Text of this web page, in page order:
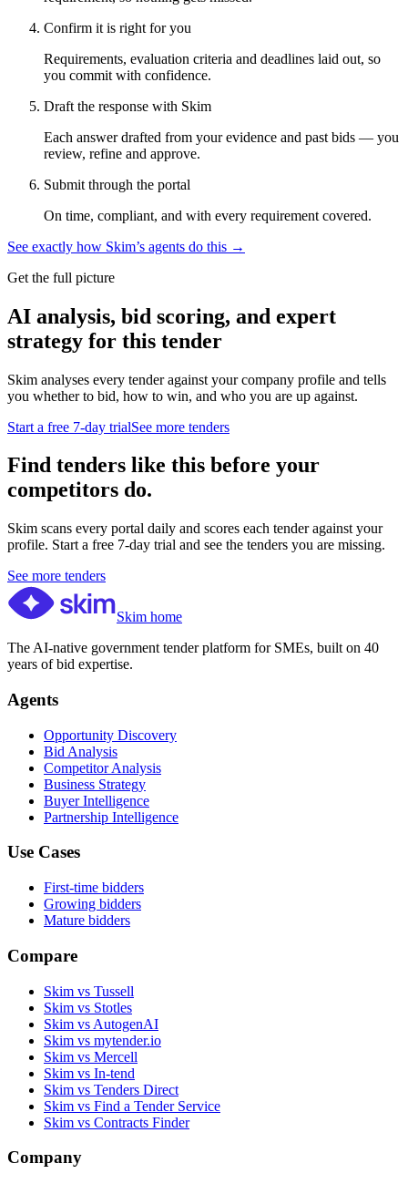
Confirm it is right for you
Requirements, evaluation criteria and deadlines laid out, so
you commit with confidence.
Draft the response with Skim
Each answer drafted from your evidence and past bids — you
review, refine and approve.
Submit through the portal
On time, compliant, and with every requirement covered.
See exactly how Skim’s agents do this →
Get the full picture
AI analysis, bid scoring, and expert
strategy for this tender
Skim analyses every tender against your company profile and tells
you whether to bid, how to win, and who you are up against.
Start a free 7-day trialSee more tenders
Find tenders like this before your
competitors do.
Skim scans every portal daily and scores each tender against your
profile. Start a free 7-day trial and see the tenders you are missing.
See more tenders
Skim home
The AI-native government tender platform for SMEs, built on 40
years of bid expertise.
Agents
Opportunity Discovery
Bid Analysis
Competitor Analysis
Business Strategy
Buyer Intelligence
Partnership Intelligence
Use Cases
First-time bidders
Growing bidders
Mature bidders
Compare
Skim vs Tussell
Skim vs Stotles
Skim vs AutogenAI
Skim vs mytender.io
Skim vs Mercell
Skim vs In-tend
Skim vs Tenders Direct
Skim vs Find a Tender Service
Skim vs Contracts Finder
Company